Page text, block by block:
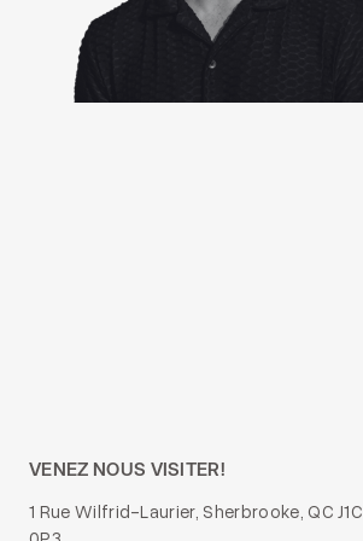
VENEZ NOUS VISITER!
1 Rue Wilfrid-Laurier, Sherbrooke, QC J1C